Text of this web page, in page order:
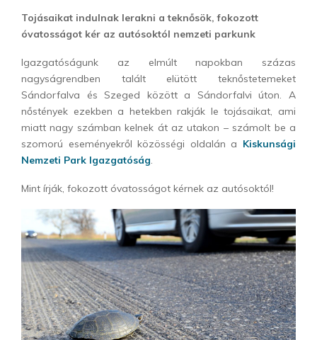
Tojásaikat indulnak lerakni a teknősök, fokozott
óvatosságot kér az autósoktól nemzeti parkunk
Igazgatóságunk az elmúlt napokban százas
nagyságrendben talált elütött teknőstetemeket
Sándorfalva és Szeged között a Sándorfalvi úton. A
nőstények ezekben a hetekben rakják le tojásaikat, ami
miatt nagy számban kelnek át az utakon – számolt be a
szomorú eseményekről közösségi oldalán a Kiskunsági
Nemzeti Park Igazgatóság.
Mint írják, fokozott óvatosságot kérnek az autósoktól!